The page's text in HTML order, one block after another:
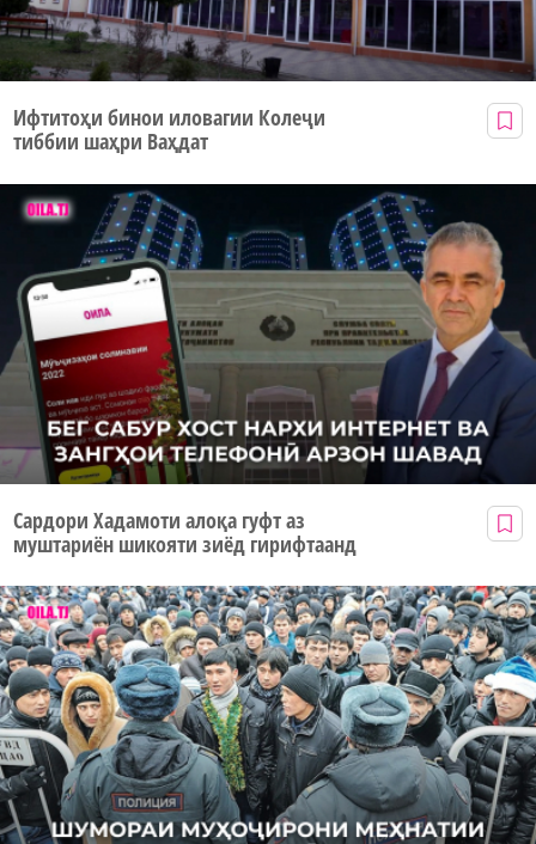
Ифтитоҳи бинои иловагии Колеҷи
тиббии шаҳри Ваҳдат
Сардори Хадамоти алоқа гуфт аз
муштариён шикояти зиёд гирифтаанд